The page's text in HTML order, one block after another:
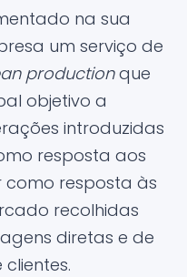
na sua
um serviço de
productionque
objetivo a
introduzidas
resposta aos
como resposta às
recolhidas
diretas e de